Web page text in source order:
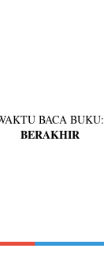
BACA BUKU:
BERAKHIR